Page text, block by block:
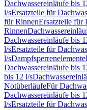
Dachwassereinläufe bis
l/sErsatzteile für
für RinnenErsatzteile für
Rinnen
Dachwassereinläufe bis
l/sErsatzteile für
l/sDampfsperrenelemente
Dachwassereinläufe bis
bis 12 l/s
NotüberläufeFür
Dachwassereinläufe bis
l/sErsatzteile für